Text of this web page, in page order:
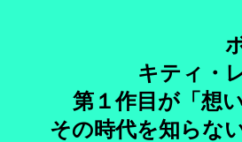
キティ・
第１作目が「想
その時代を知らな